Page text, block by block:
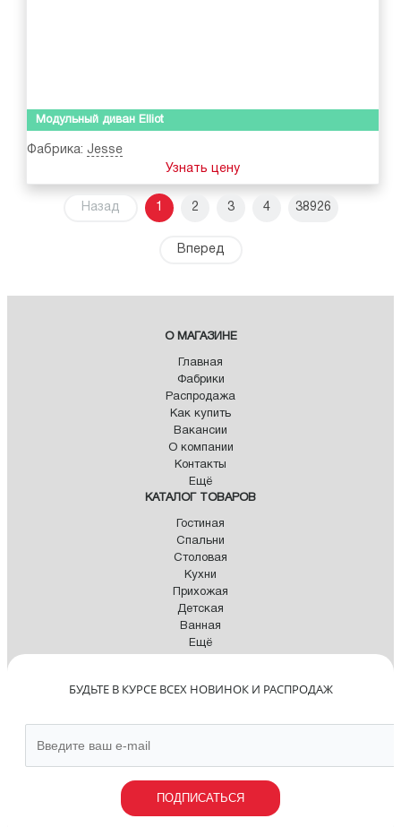
Модульный диван Elliot
Фабрика: Jesse
Узнать цену
Назад 1 2 3 4 38926
Вперед
О МАГАЗИНЕ
Главная
Фабрики
Распродажа
Как купить
Вакансии
О компании
Контакты
Ещё
КАТАЛОГ ТОВАРОВ
Гостиная
Спальни
Столовая
Кухни
Прихожая
Детская
Ванная
Ещё
БУДЬТЕ В КУРСЕ ВСЕХ НОВИНОК И РАСПРОДАЖ
ПОДПИСАТЬСЯ